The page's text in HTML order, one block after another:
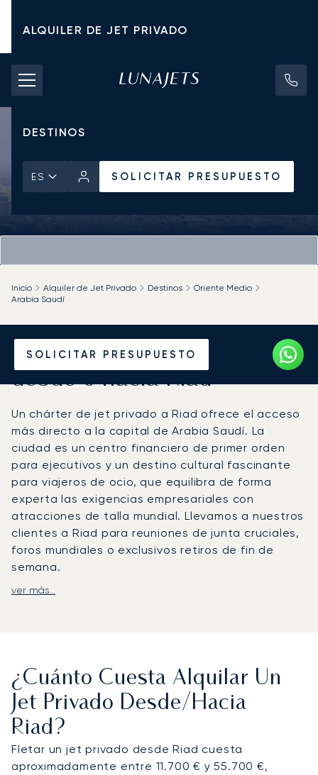
ALQUILER DE JET PRIVADO
TARIFAS DE CHÁRTER
JETS PRIVADOS
DESTINOS
ES SOLICITAR PRESUPUESTO
SOLICITAR PRESUPUESTO
Inicio Alquiler de Jet Privado Destinos
Oriente Medio
Arabia Saudí
Alquile un Jet Privado
desde o hacia Riad
Un chárter de jet privado a Riad ofrece el acceso
más directo a la capital de Arabia Saudí. La
ciudad es un centro financiero de primer orden
para ejecutivos y un destino cultural fascinante
para viajeros de ocio, que equilibra de forma
experta las exigencias empresariales con
atracciones de talla mundial. Llevamos a nuestros
clientes a Riad para reuniones de junta cruciales,
foros mundiales o exclusivos retiros de fin de
semana.
Diseñamos su vuelo para que se adapte a su
prioridad, dándole la libertad de volar siempre que
lo necesite. Nos aseguraremos de que aterrice
sintiéndose renovado y preparado, ya sea en la
terminal privada del Aeropuerto Internacional Rey
Khalid o en el aeródromo que mejor se adapte a
usted.
ver más...
¿Cuánto Cuesta Alquilar Un
Jet Privado Desde/hacia
Riad?
Fletar un jet privado desde Riad cuesta
aproximadamente entre 11.700 € y 55.700 €,